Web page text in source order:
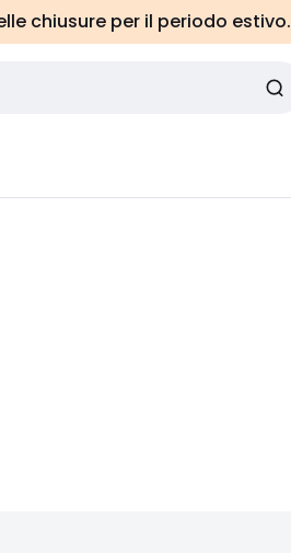
chiusure per il periodo estivo.